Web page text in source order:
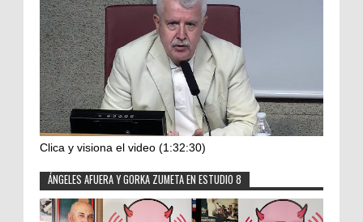
Clica y visiona el video (1:32:30)
ÁNGELES AFUERA Y GORKA ZUMETA EN ESTUDIO 8